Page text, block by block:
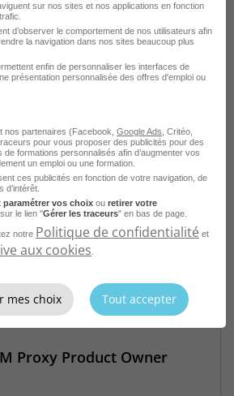
Informatique H/F
- 92
2026
Proxy Product Owner
sur nos sites et nos applications en fonction
d’observer le comportement de nos utilisateurs afin
la navigation dans nos sites beaucoup plus
enfin de personnaliser les interfaces de
présentation personnalisée des offres d'emploi ou
nos partenaires (Facebook, Google Ads , Critéo,
pour vous proposer des publicités pour des
de formations personnalisés afin d’augmenter vos
un emploi ou une formation.
ces publicités en fonction de votre navigation, de
paramétrer vos choix ou retirer votre
le lien "Gérer les traceurs" en bas de page.
notre Politique de confidentialité et
aux cookies
mes choix Tout accepter